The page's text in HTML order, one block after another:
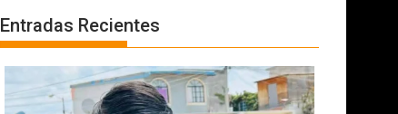
Entradas Recientes